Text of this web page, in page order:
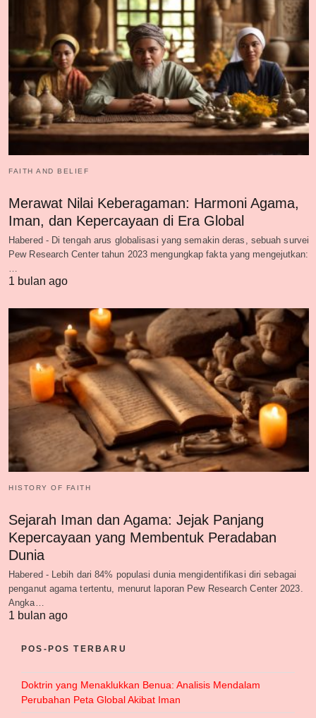
FAITH AND BELIEF
Merawat Nilai Keberagaman: Harmoni Agama,
Iman, dan Kepercayaan di Era Global
Habered - Di tengah arus globalisasi yang semakin deras, sebuah survei
Pew Research Center tahun 2023 mengungkap fakta yang mengejutkan:
…
1 bulan ago
HISTORY OF FAITH
Sejarah Iman dan Agama: Jejak Panjang
Kepercayaan yang Membentuk Peradaban
Dunia
Habered - Lebih dari 84% populasi dunia mengidentifikasi diri sebagai
penganut agama tertentu, menurut laporan Pew Research Center 2023.
Angka…
1 bulan ago
POS-POS TERBARU
Doktrin yang Menaklukkan Benua: Analisis Mendalam
Perubahan Peta Global Akibat Iman